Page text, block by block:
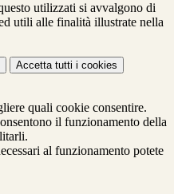
utilizzati si avvalgono di
utili alle finalità illustrate nella
Accetta tutti i cookies
quali cookie consentire.
il funzionamento della
al funzionamento potete